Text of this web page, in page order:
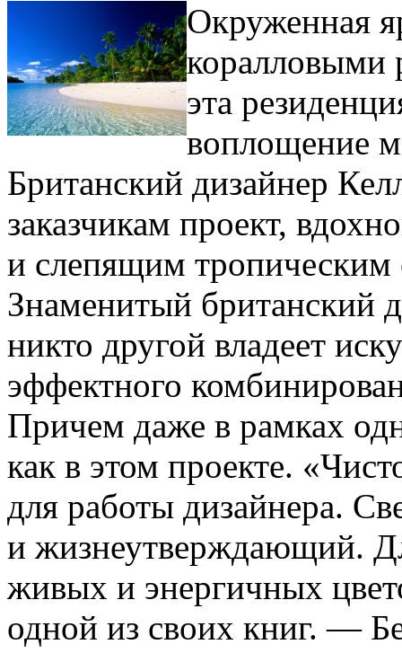
Окруженная
эта
воплощение
Британский дизайнер
заказчикам проект,
и слепящим тропическим
Знаменитый британский
никто другой владеет
эффектного
Причем даже в рамках
как в этом проекте.
для работы дизайнера.
и жизнеутверждающий.
живых и энергичных
одной из своих книг. —